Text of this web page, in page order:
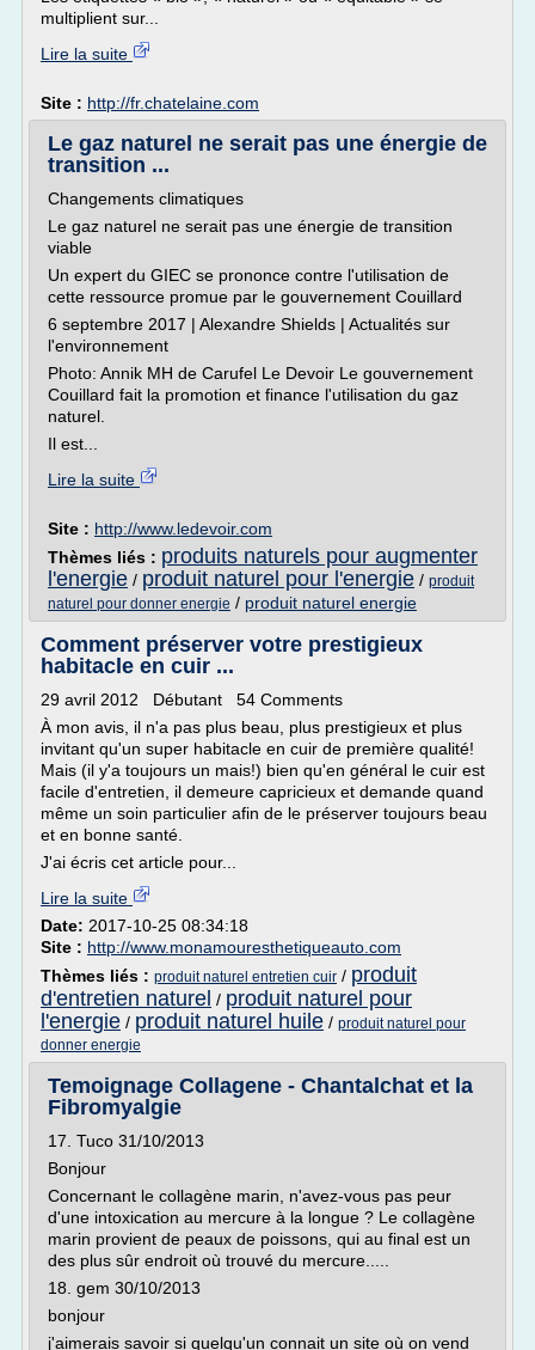
multiplient sur...
Lire la suite
Site : http://fr.chatelaine.com
Le gaz naturel ne serait pas une énergie de
transition ...
Changements climatiques
Le gaz naturel ne serait pas une énergie de transition
viable
Un expert du GIEC se prononce contre l'utilisation de
cette ressource promue par le gouvernement Couillard
6 septembre 2017 | Alexandre Shields | Actualités sur
l'environnement
Photo: Annik MH de Carufel Le Devoir Le gouvernement
Couillard fait la promotion et finance l'utilisation du gaz
naturel.
Il est...
Lire la suite
Site : http://www.ledevoir.com
Thèmes liés : produits naturels pour augmenter
l'energie / produit naturel pour l'energie / produit
naturel pour donner energie / produit naturel energie
Comment préserver votre prestigieux
habitacle en cuir ...
29 avril 2012 Débutant 54 Comments
À mon avis, il n'a pas plus beau, plus prestigieux et plus
invitant qu'un super habitacle en cuir de première qualité!
Mais (il y'a toujours un mais!) bien qu'en général le cuir est
facile d'entretien, il demeure capricieux et demande quand
même un soin particulier afin de le préserver toujours beau
et en bonne santé.
J'ai écris cet article pour...
Lire la suite
Date: 2017-10-25 08:34:18
Site : http://www.monamouresthetiqueauto.com
Thèmes liés : produit naturel entretien cuir / produit
d'entretien naturel / produit naturel pour
l'energie / produit naturel huile / produit naturel pour
donner energie
Temoignage Collagene - Chantalchat et la
Fibromyalgie
17. Tuco 31/10/2013
Bonjour
Concernant le collagène marin, n'avez-vous pas peur
d'une intoxication au mercure à la longue ? Le collagène
marin provient de peaux de poissons, qui au final est un
des plus sûr endroit où trouvé du mercure.....
18. gem 30/10/2013
bonjour
j'aimerais savoir si quelqu'un connait un site où on vend